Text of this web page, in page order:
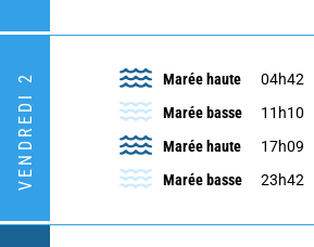
VENDREDI 2 Marée haute 04h42
Marée basse
11h10
Marée haute 17h09
Marée basse
23h42